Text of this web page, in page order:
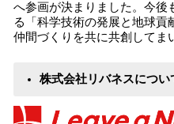
へ参画が決まりました。今後
る「科学技術の発展と地球
仲間づくりを共に共創してま
株式会社リバネスについ